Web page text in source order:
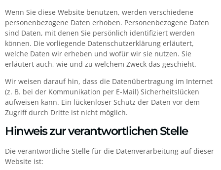
Wenn Sie diese Website benutzen, werden verschiedene
personenbezogene Daten erhoben. Personenbezogene Daten
sind Daten, mit denen Sie persönlich identifiziert werden
können. Die vorliegende Datenschutzerklärung erläutert,
welche Daten wir erheben und wofür wir sie nutzen. Sie
erläutert auch, wie und zu welchem Zweck das geschieht.
Wir weisen darauf hin, dass die Datenübertragung im Internet
(z. B. bei der Kommunikation per E-Mail) Sicherheitslücken
aufweisen kann. Ein lückenloser Schutz der Daten vor dem
Zugriff durch Dritte ist nicht möglich.
Hinweis zur verantwortlichen Stelle
Die verantwortliche Stelle für die Datenverarbeitung auf dieser
Website ist: